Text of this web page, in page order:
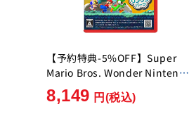
【予約特典-5%OFF】Super
Mario Bros. Wonder Nintendo
Switch 2 Edition + Everyone's
Ring Ring Park [Nintendo]
8,149 円 (税込)